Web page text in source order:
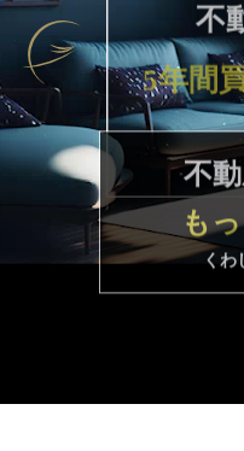
不
5年間
不
も
くわ